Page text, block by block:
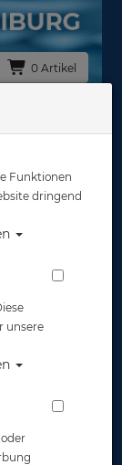
0 Artikel
kennen –
hinaus –
Spaß
Funktionen
dringend
unsere